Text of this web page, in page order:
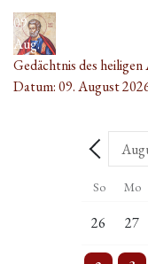
09
Aug.
Gedächtnis des
Datum:09. August
Zurück -
Monat
So Mo
26
5 27
4 3